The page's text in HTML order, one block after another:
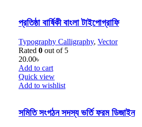
প্রতিষ্ঠা বার্ষিকী বাংলা টাইপোগ্রাফি
Typography Calligraphy, Vector
Rated 0 out of 5
20.00৳
Add to cart
Quick view
Add to wishlist
সমিতি সংগঠন সদস্য ভর্তি ফরম ডিজাইন